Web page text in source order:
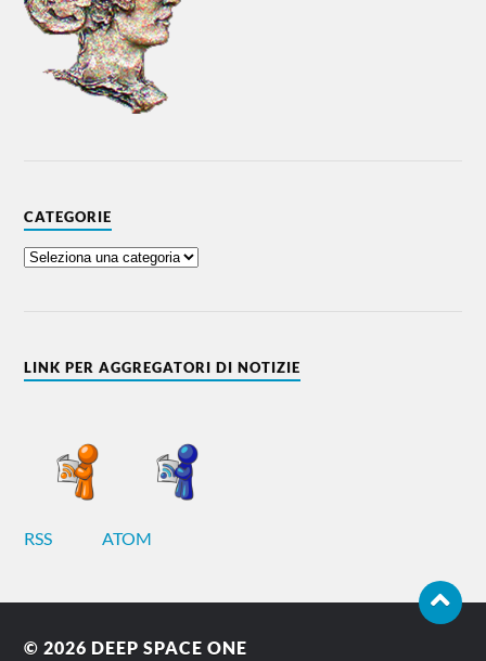
CATEGORIE
LINK PER AGGREGATORI DI NOTIZIE
RSS ATOM
© 2026 DEEP SPACE ONE